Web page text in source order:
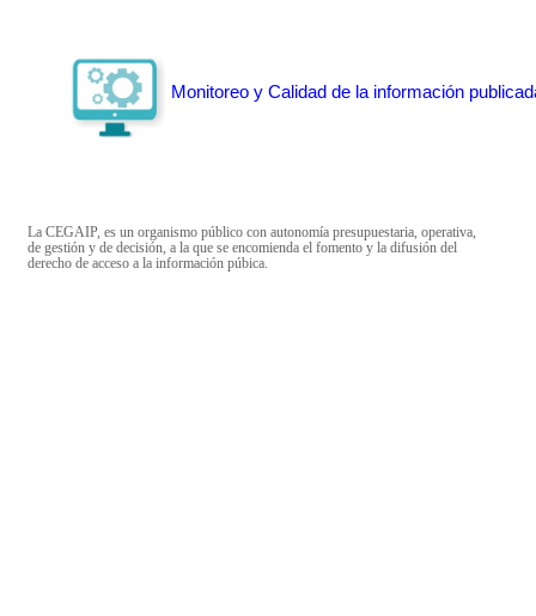
Monitoreo y Calidad de la información
La CEGAIP, es un organismo público con autonomía presupuestaria, operativa,
de gestión y de decisión, a la que se encomienda el fomento y la difusión del
derecho de acceso a la información púbica.